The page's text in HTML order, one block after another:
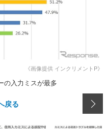
《画像提供 インクリメントP》
の入力ミスが最多
戻る